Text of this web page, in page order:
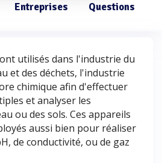
Entreprises Questions
utilisés dans l'industrie du
et des déchets, l'industrie
chimique afin d'effectuer
et analyser les
ou des sols. Ces appareils
aussi bien pour réaliser
de conductivité, ou de gaz